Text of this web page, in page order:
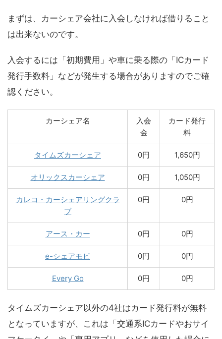
まずは、カーシェア会社に入会しなければ借りること
は出来ないのです。
入会するには「初期費用」や車に乗る際の「ICカード
発行手数料」などが発生する場合がありますのでご確
認ください。
カーシェア名
入会
金
カード発行
料
タイムズカーシェア 0円 1,650円
オリックスカーシェア 0円 1,050円
カレコ・カーシェアリングクラ
ブ
0円 0円
アース・カー 0円 0円
e-シェアモビ 0円 0円
Every Go 0円 0円
タイムズカーシェア以外の4社はカード発行料が無料
となっていますが、これは「交通系ICカードやおサイ